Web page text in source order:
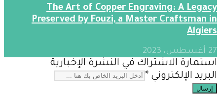
The Art of Copper Engraving: A Legacy
Preserved by Fouzi, a Master Craftsman in
Algiers
27 أغسطس، 2023
استمارة الاشتراك في النشرة الإخبارية
البريد الإلكتروني *
إرسال